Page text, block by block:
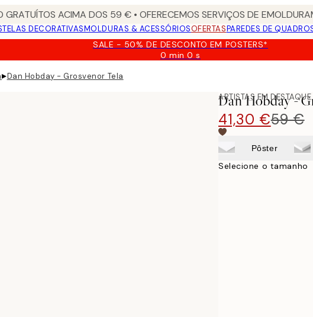
GRATUÍTOS ACIMA DOS 59 € • OFERECEMOS SERVIÇOS DE
TELAS DECORATIVASMOLDURAS & ACESSÓRIOSOFERTASPAREDES DE
SALE - 50% DE DESCONTO EM POSTERS*
0 min0 s
Válido
▸Dan Hobday - Grosvenor Tela
ARTISTAS EM DESTAQUE
Dan Hobday -
41,30 €59 €
Pôster
Selecione o tamanho